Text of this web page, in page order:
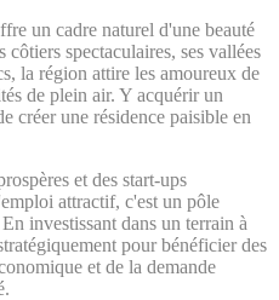
un cadre naturel d'une beauté
spectaculaires, ses vallées
la région attire les amoureux de
de plein air. Y acquérir un
créer une résidence paisible en
et des start-ups
attractif, c'est un pôle
investissant dans un terrain à
pour bénéficier des
et de la demande